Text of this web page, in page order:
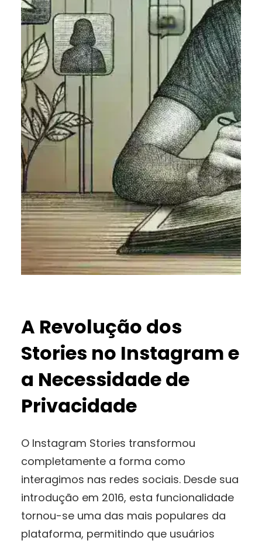
A Revolução dos
Stories no Instagram e
a Necessidade de
Privacidade
O Instagram Stories transformou
completamente a forma como
interagimos nas redes sociais. Desde sua
introdução em 2016, esta funcionalidade
tornou-se uma das mais populares da
plataforma, permitindo que usuários